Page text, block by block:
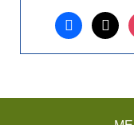
facebook
x